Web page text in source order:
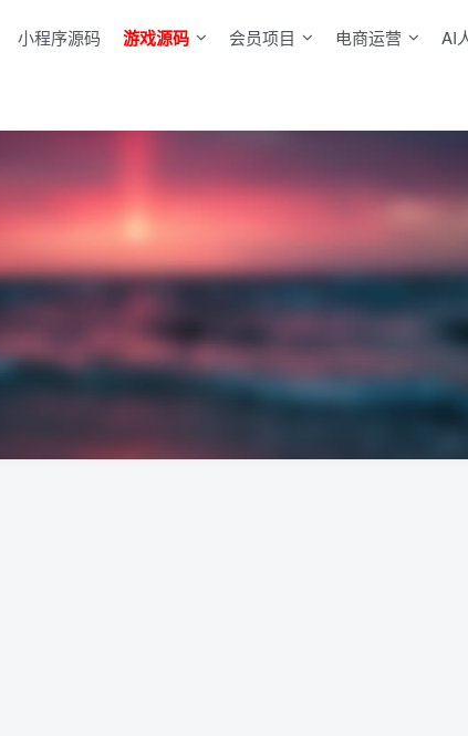
小程序源码 游戏源码 会员项目 电商运营 AI